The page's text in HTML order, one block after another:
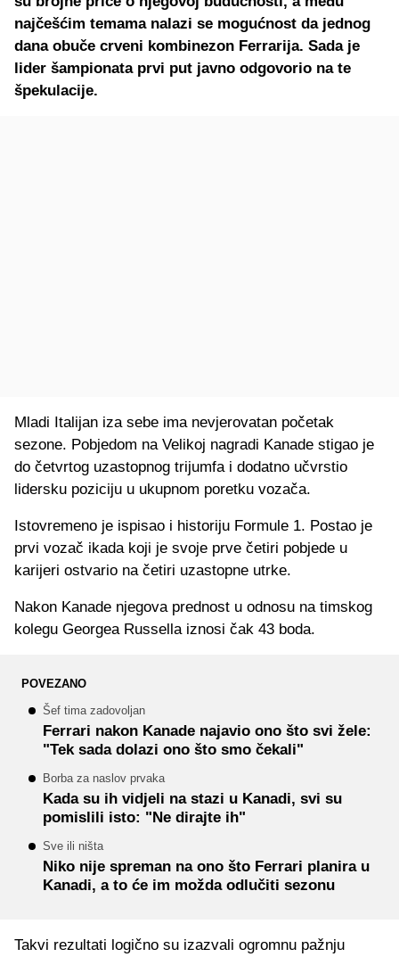
najčešćim temama nalazi se mogućnost da jednog
dana obuče crveni kombinezon Ferrarija. Sada je
lider šampionata prvi put javno odgovorio na te
špekulacije.
Mladi Italijan iza sebe ima nevjerovatan početak
sezone. Pobjedom na Velikoj nagradi Kanade stigao je
do četvrtog uzastopnog trijumfa i dodatno učvrstio
lidersku poziciju u ukupnom poretku vozača.
Istovremeno je ispisao i historiju Formule 1. Postao je
prvi vozač ikada koji je svoje prve četiri pobjede u
karijeri ostvario na četiri uzastopne utrke.
Nakon Kanade njegova prednost u odnosu na timskog
kolegu Georgea Russella iznosi čak 43 boda.
POVEZANO
Šef tima zadovoljan
Ferrari nakon Kanade najavio ono što svi žele:
"Tek sada dolazi ono što smo čekali"
Borba za naslov prvaka
Kada su ih vidjeli na stazi u Kanadi, svi su
pomislili isto: "Ne dirajte ih"
Sve ili ništa
Niko nije spreman na ono što Ferrari planira u
Kanadi, a to će im možda odlučiti sezonu
Takvi rezultati logično su izazvali ogromnu pažnju